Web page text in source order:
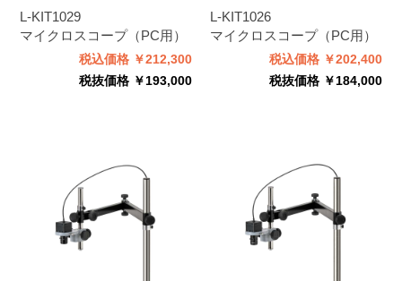
L-KIT1029
マイクロスコープ（PC用）
税込価格 ￥212,300
税抜価格 ￥193,000
L-KIT1026
マイクロスコープ（PC用）
税込価格 ￥202,400
税抜価格 ￥184,000